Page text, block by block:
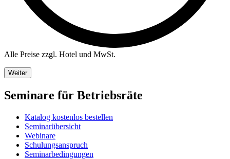
Alle Preise zzgl. Hotel und MwSt.
Weiter
Seminare für Betriebsräte
Katalog kostenlos bestellen
Seminarübersicht
Webinare
Schulungsanspruch
Seminarbedingungen